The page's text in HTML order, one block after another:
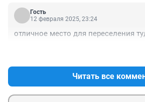
Гость
12 февраля 2025, 23:24
отличное место для переселения
Читать все